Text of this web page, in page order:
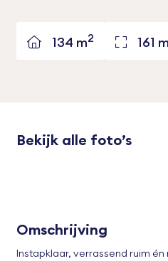
134 m2 161 m
Bekijk alle foto’s
Omschrijving
Instapklaar, verrassend ruim